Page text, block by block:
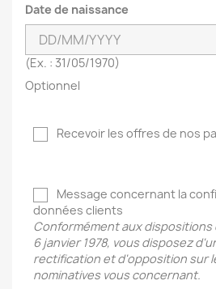
Date de naissance
(Ex. : 31/05/1970)
Optionnel
Recevoir les offres de nos
Message concernant la
données clients
Conformément aux dispositions
6 janvier 1978, vous disposez
rectification et d'opposition sur
nominatives vous concernant.